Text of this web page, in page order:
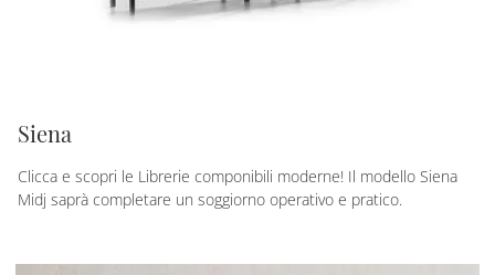
Siena
Clicca e scopri le Librerie componibili moderne! Il modello Siena
Midj saprà completare un soggiorno operativo e pratico.